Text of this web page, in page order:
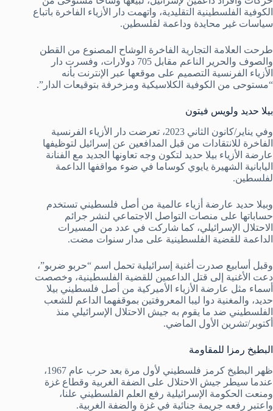
الكوفية الفلسطينية التقليدية، واتهمت دار الأزياء الفاخرة باتباع
سياسات غير محايدة وداعمة لفلسطين.
طرحت العلامة التجارية الفاخرة الوشاح المصنوع من القطن
والصوف والحرير الناعم مقابل 705 دولارات، وفسرت دار
الأزياء الفرنسية التصميم على موقعها عبر الإنترنت بأنه
“مستوحى من الكوفية الكلاسيكية ومزخرفة بتوقيعات الدار”.
بيلا حديد ولويس فيتون
وفي يناير/كانون الثاني 2023، تعرضت دار الأزياء الفرنسية
الفاخرة للانتقادات من قبل المدافعين عن إسرائيل لتوظيفها
عارضة الأزياء بيلا حديد لتكون وجه تعاونها الجديد مع الفنانة
اليابانية الشهيرة يايوي كوساما في ضوء مواقفها الداعمة
لفلسطين.
وبيلا حديد عارضة أزياء عالمية من أصل فلسطيني تستخدم
حساباتها على منصات التواصل الاجتماعي لنشر جرائم
الاحتلال الإسرائيلي، كما شاركت في عدد من المسيرات
الداعمة للقضية الفلسطينية على مدار سنوات مضت.
وقبل أسابيع صدرت أغنية إسرائيلية تحمل اسم “حربو ضربو”،
دعت الأغنية إلى قتل الداعمين للقضية الفلسطينية، وخصصت
أسماء مثل عارضة الأزياء الأميركية من أصل فلسطيني بيلا
حديد، والمغنية دوا ليبا المعروفتين بموقفهما الداعم للشعب
الفلسطيني ضد ما يقوم به جيش الاحتلال الإسرائيلي منذ
أكتوبر/تشرين الأول الماضي.
البطيخ رمزا للمقاومة
ظهر البطيخ كرمز فلسطيني لأول مرة بعد حرب عام 1967،
عندما سيطر جيش الاحتلال على الضفة الغربية وقطاع غزة
ومنعت الحكومة الإسرائيلية رفع العلم الفلسطيني علنا،
واعتبر رفعه جريمة جنائية في غزة والضفة الغربية.